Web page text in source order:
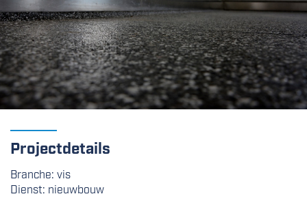
Projectdetails
Branche: vis
Dienst: nieuwbouw